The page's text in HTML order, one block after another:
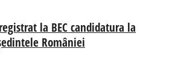
la BEC candidatura la
României